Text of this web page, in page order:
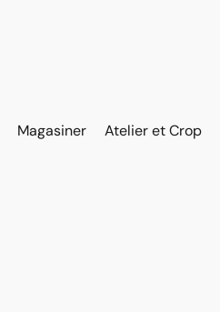
Magasiner Atelier et Crop